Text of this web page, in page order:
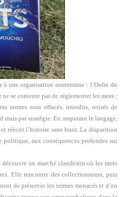
à une organisation souterraine : l’Ordre du
se contente pas de réglementer les mots ;
termes sont effacés, interdits, retirés de
mais par stratégie. En amputant le langage,
réécrit l’histoire sans bruit. La disparition
aux conséquences profondes sur
un marché clandestin où les mots
Elle rencontre des collectionneurs, puis
de préserver les termes menacés et d’en